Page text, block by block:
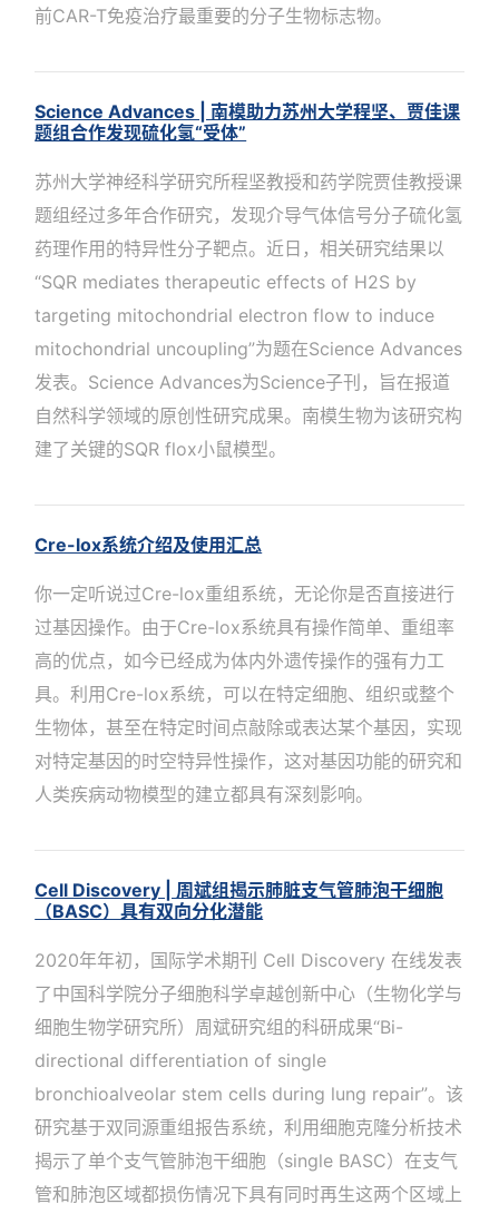
前CAR-T免疫治疗最重要的分子生物标志物。
Science Advances | 南模助力苏州大学程坚、贾佳课
题组合作发现硫化氢“受体”
苏州大学神经科学研究所程坚教授和药学院贾佳教授课
题组经过多年合作研究，发现介导气体信号分子硫化氢
药理作用的特异性分子靶点。近日，相关研究结果以
“SQR mediates therapeutic effects of H2S by
targeting mitochondrial electron flow to induce
mitochondrial uncoupling”为题在Science Advances
发表。Science Advances为Science子刊，旨在报道
自然科学领域的原创性研究成果。南模生物为该研究构
建了关键的SQR flox小鼠模型。
Cre-lox系统介绍及使用汇总
你一定听说过Cre-lox重组系统，无论你是否直接进行
过基因操作。由于Cre-lox系统具有操作简单、重组率
高的优点，如今已经成为体内外遗传操作的强有力工
具。利用Cre-lox系统，可以在特定细胞、组织或整个
生物体，甚至在特定时间点敲除或表达某个基因，实现
对特定基因的时空特异性操作，这对基因功能的研究和
人类疾病动物模型的建立都具有深刻影响。
Cell Discovery | 周斌组揭示肺脏支气管肺泡干细胞
（BASC）具有双向分化潜能
2020年年初，国际学术期刊 Cell Discovery 在线发表
了中国科学院分子细胞科学卓越创新中心（生物化学与
细胞生物学研究所）周斌研究组的科研成果“Bi-
directional differentiation of single
bronchioalveolar stem cells during lung repair”。该
研究基于双同源重组报告系统，利用细胞克隆分析技术
揭示了单个支气管肺泡干细胞（single BASC）在支气
管和肺泡区域都损伤情况下具有同时再生这两个区域上